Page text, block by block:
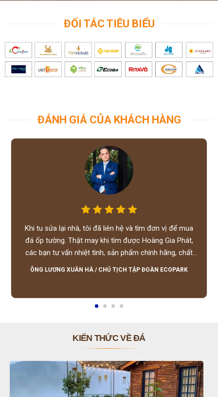
ĐỐI TÁC TIÊU BIỂU
ĐÁNH GIÁ CỦA KHÁCH HÀNG
Khi tu sửa lại nhà, tôi đã liên hệ và tìm đơn vị để mua
đá ốp tường. Thật may khi tìm được Hoàng Gia Phát,
các bạn tư vấn nhiệt tình, sản phẩm chính hãng, chất
lượng tốt, giá hợp lý, hỗ trợ tận tình.
ÔNG LƯƠNG XUÂN HÀ / CHỦ TỊCH TẬP ĐOÀN ECOPARK
KIẾN THỨC VỀ ĐÁ